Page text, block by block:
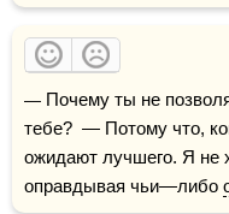
— Почему ты не позволяешь людям видеть хорошее в
тебе?  — Потому что,
ожидают лучшего. Я не
оправдывая чьи—либо